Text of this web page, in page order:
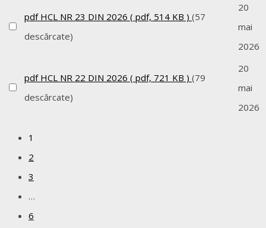
pdf HCL NR 23 DIN 2026 ( pdf, 514 KB ) (57
descărcate)
20
mai
2026
pdf HCL NR 22 DIN 2026 ( pdf, 721 KB ) (79
descărcate)
20
mai
2026
1
2
3
…
6